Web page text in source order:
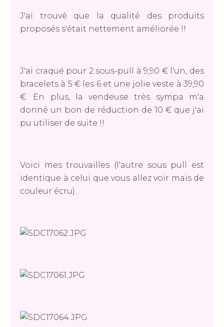
J'ai trouvé que la qualité des produits
proposés s'était nettement améliorée !!
J'ai craqué pour 2 sous-pull à 9,90 € l'un, des
bracelets à 5 € les 6 et une jolie veste à 39,90
€. En plus, la vendeuse très sympa m'a
donné un bon de réduction de 10 € que j'ai
pu utiliser de suite !!
Voici mes trouvailles (l'autre sous pull est
identique à celui que vous allez voir mais de
couleur écru).